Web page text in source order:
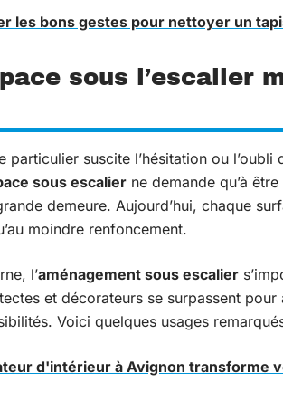
les bons gestes pour nettoyer un
sous l’escalier
suscite l’hésitation ou l’oubli
sous escalier ne demande qu’à
demeure. Aujourd’hui, chaque
moindre renfoncement.
l’aménagement sous escalier
et décorateurs se surpassent
Voici quelques usages
d'intérieur à Avignon transforme